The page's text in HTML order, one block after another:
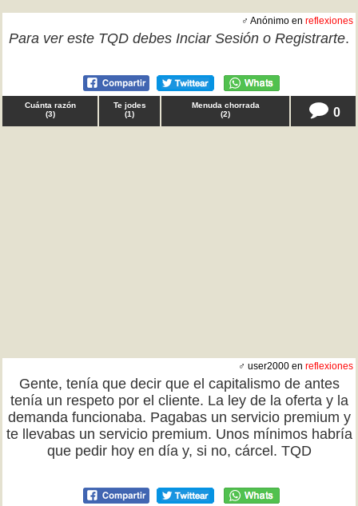
♂ Anónimo en reflexiones
Para ver este TQD debes Inciar Sesión o Registrarte.
Cuánta razón
(3)
Te jodes
(1)
Menuda chorrada
(2) 0
♂ user2000 en reflexiones
Gente, tenía que decir que el capitalismo de antes
tenía un respeto por el cliente. La ley de la oferta y la
demanda funcionaba. Pagabas un servicio premium y
te llevabas un servicio premium. Unos mínimos habría
que pedir hoy en día y, si no, cárcel. TQD